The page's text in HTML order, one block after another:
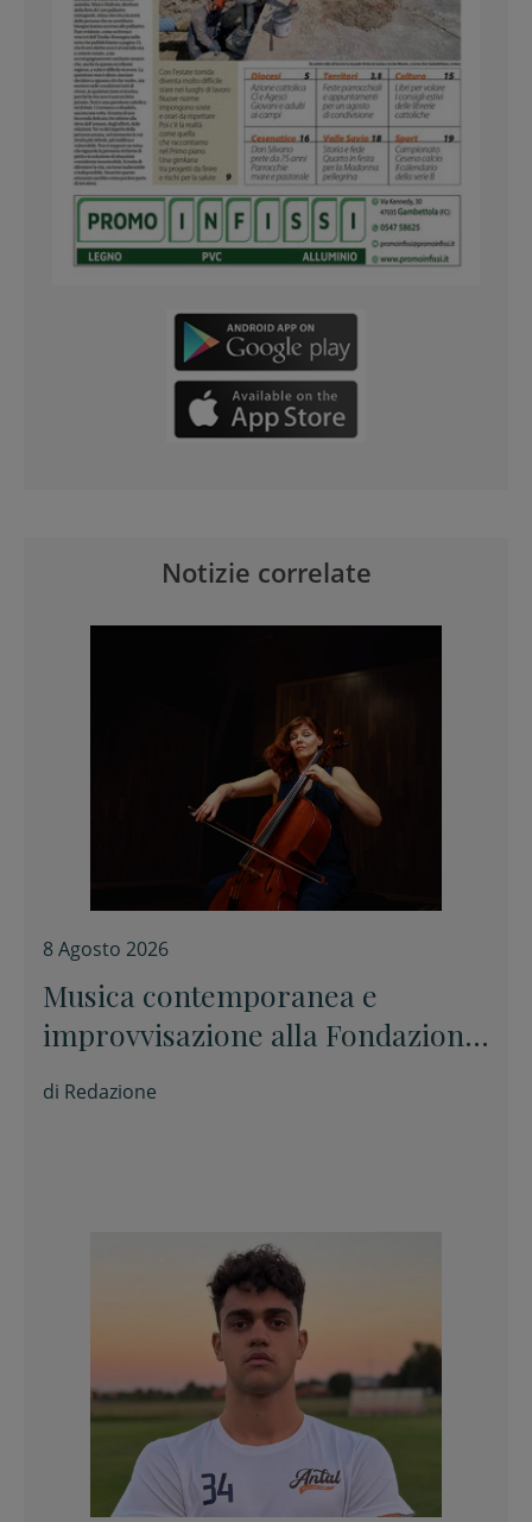
Notizie correlate
8 Agosto 2026
Musica contemporanea e
improvvisazione alla Fondazione
Tito Balestra di Longiano
di Redazione